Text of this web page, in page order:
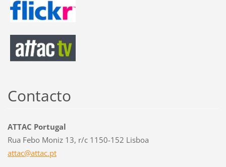
Contacto
ATTAC Portugal
Rua Febo Moniz 13, r/c 1150-152 Lisboa
attac@attac.pt